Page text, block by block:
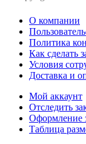
О компании
Политика
Как сделать
Условия
Доставка и
Мой аккаунт
Отследить
Оформление
Таблица